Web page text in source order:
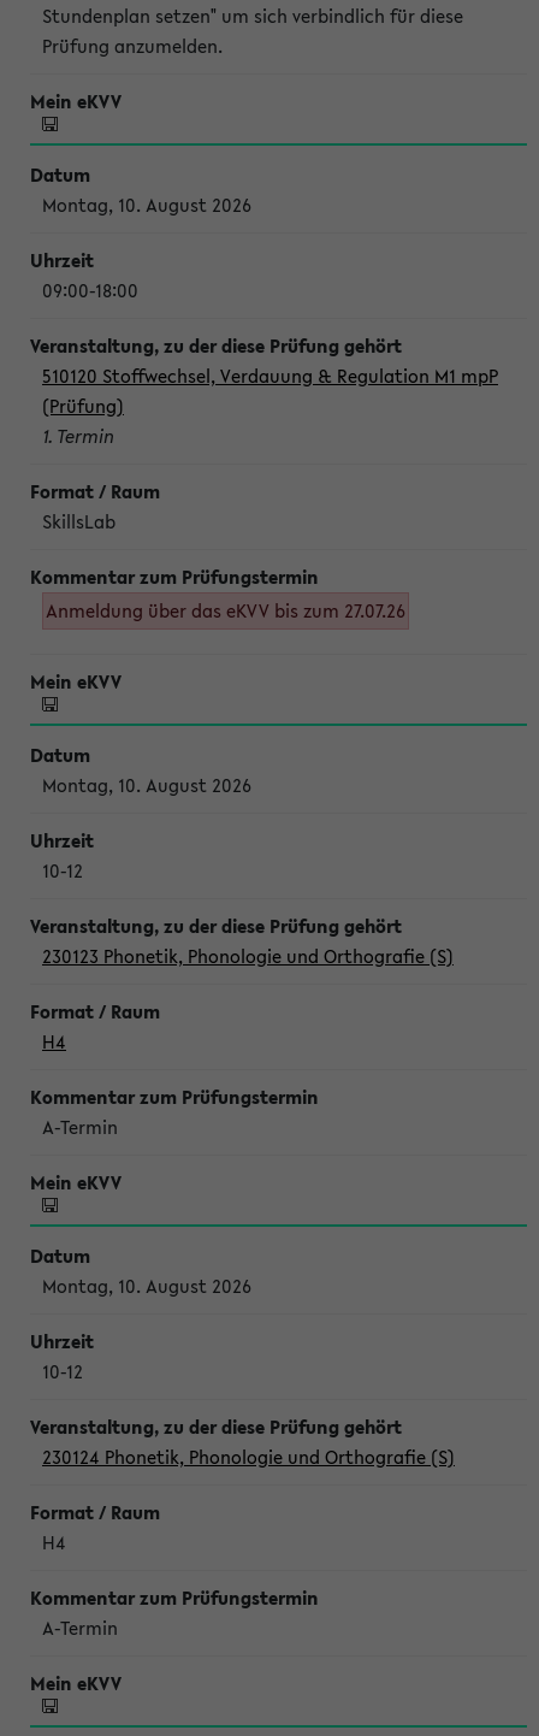
Stundenplan setzen" um sich verbindlich für diese
Prüfung anzumelden.
Montag, 10. August 2026
09:00-18:00
510120 Stoffwechsel, Verdauung & Regulation M1 mpP
(Prüfung)
1. Termin
SkillsLab
Anmeldung über das eKVV bis zum 27.07.26
Montag, 10. August 2026
10-12
230123 Phonetik, Phonologie und Orthografie (S)
H4
A-Termin
Montag, 10. August 2026
10-12
230124 Phonetik, Phonologie und Orthografie (S)
H4
A-Termin